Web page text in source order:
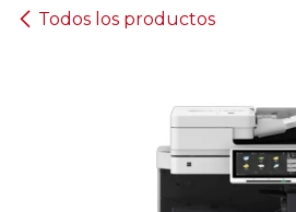
Todos los productos